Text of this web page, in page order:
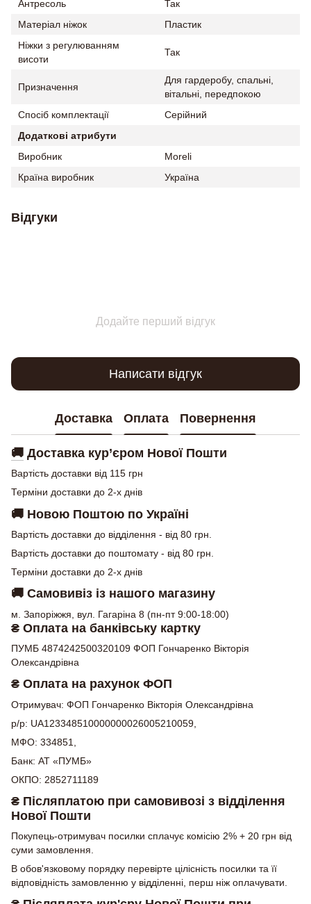
Антресоль
Так
Матеріал ніжок
Пластик
Ніжки з регулюванням
висоти
Так
Призначення
Для гардеробу, спальні,
вітальні, передпокою
Спосіб комплектації
Серійний
Додаткові атрибути
Виробник
Moreli
Країна виробник
Україна
Відгуки
Додайте перший відгук
Написати відгук
Доставка Оплата Повернення
🚚 Доставка кур’єром Нової Пошти
Вартість доставки від 115 грн
Терміни доставки до 2-х днів
🚚 Новою Поштою по Україні
Вартість доставки до відділення - від 80 грн.
Вартість доставки до поштомату - від 80 грн.
Терміни доставки до 2-х днів
🚚 Самовивіз із нашого магазину
м. Запоріжжя, вул. Гагаріна 8 (пн-пт 9:00-18:00)
₴ Оплата на банківську картку
ПУМБ 4874242500320109 ФОП Гончаренко Вікторія
Олександрівна
₴ Оплата на рахунок ФОП
Отримувач: ФОП Гончаренко Вікторія Олександрівна
р/р: UA123348510000000026005210059,
МФО: 334851,
Банк: АТ «ПУМБ»
ОКПО: 2852711189
₴ Післяплатою при самовивозі з відділення
Нової Пошти
Покупець-отримувач посилки сплачує комісію 2% + 20 грн від
суми замовлення.
В обов'язковому порядку перевірте цілісність посилки та її
відповідність замовленню у відділенні, перш ніж оплачувати.